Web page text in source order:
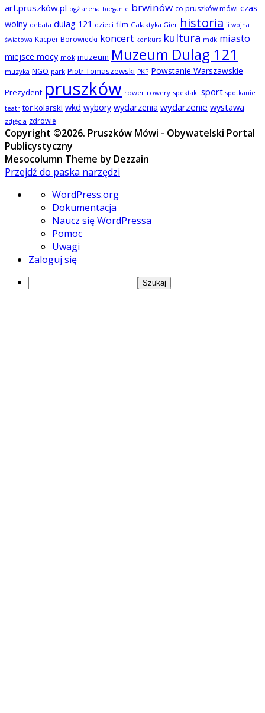
art.pruszków.pl bgż arena bieganie brwinów co pruszków mówi czas
wolny debata dulag 121 dzieci film Galaktyka Gier historia ii wojna
światowa Kacper Borowiecki koncert konkurs kultura mdk miasto
miejsce mocy mok muzeum Muzeum Dulag 121
muzyka NGO park Piotr Tomaszewski PKP Powstanie Warszawskie
Prezydent pruszków rower rowery spektakl sport spotkanie
teatr tor kolarski wkd wybory wydarzenia wydarzenie wystawa
zdjęcia zdrowie
Copyright ©2026. Pruszków Mówi - Obywatelski Portal
Publicystyczny
Mesocolumn Theme by Dezzain
Przejdź do paska narzędzi
WordPressie
WordPress.org
Dokumentacja
Naucz się WordPressa
Pomoc
Uwagi
Zaloguj się
Szukaj